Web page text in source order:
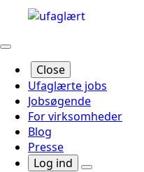
Close
Ufaglærte jobs
Jobsøgende
For virksomheder
Blog
Presse
Log ind